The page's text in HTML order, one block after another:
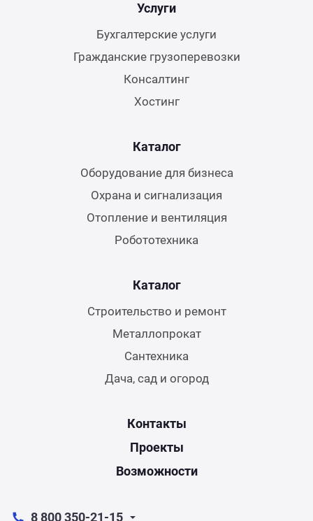
Услуги
Бухгалтерские услуги
Гражданские грузоперевозки
Консалтинг
Хостинг
Каталог
Оборудование для бизнеса
Охрана и сигнализация
Отопление и вентиляция
Робототехника
Каталог
Строительство и ремонт
Металлопрокат
Сантехника
Дача, сад и огород
Контакты
Проекты
Возможности
8 800 350-21-15